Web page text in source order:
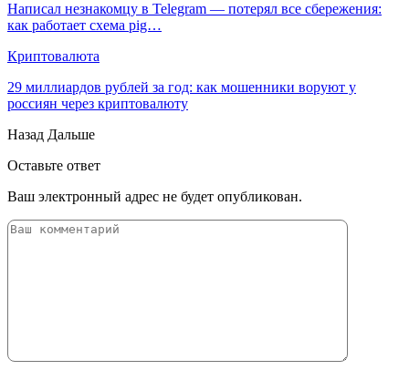
Написал незнакомцу в Telegram — потерял все сбережения:
как работает схема pig…
Криптовалюта
29 миллиардов рублей за год: как мошенники воруют у
россиян через криптовалюту
Назад Дальше
Оставьте ответ
Ваш электронный адрес не будет опубликован.